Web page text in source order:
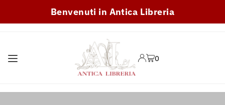
TRANSLATION MISSING:
Benvenuti in Antica Libreria
0